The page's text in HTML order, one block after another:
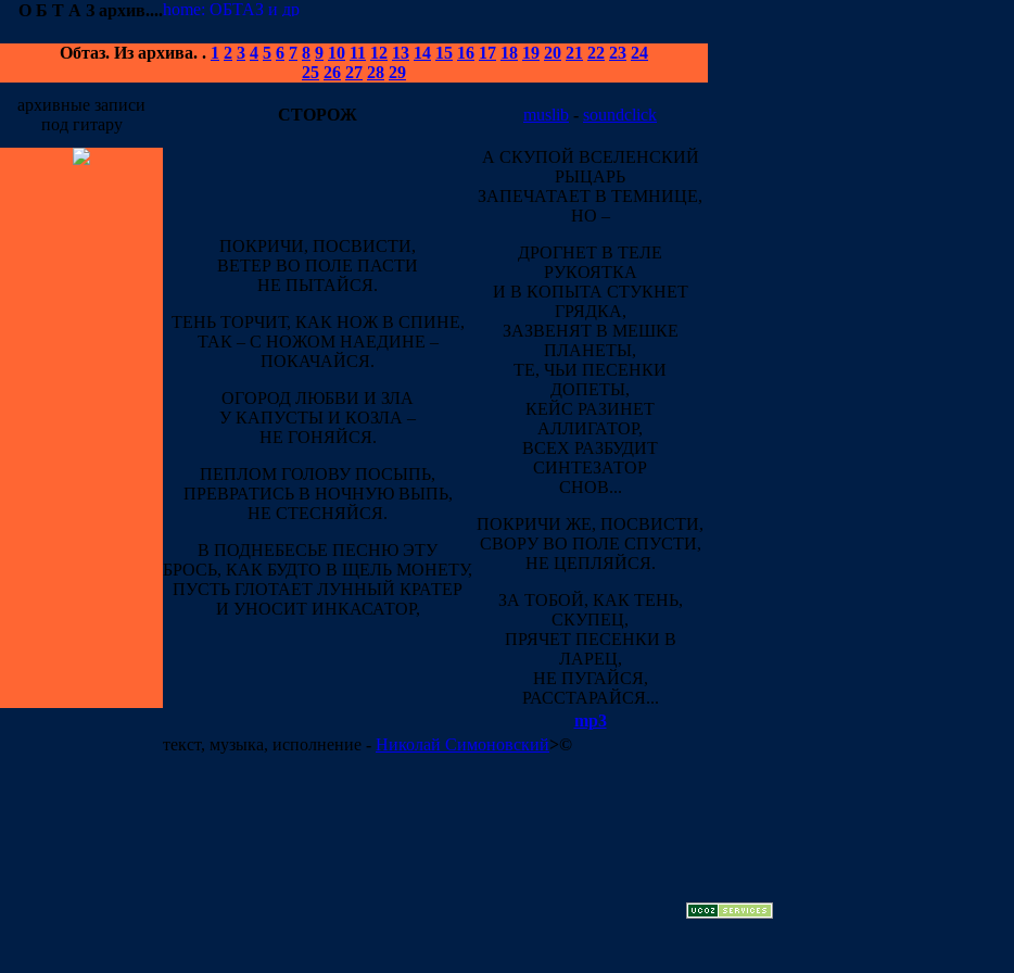
О Б Т А З архив....
Обтаз. Из архива. . 1 2 3 4 5 6 7 8 9 10 11 12 13 14 15 16 17 18 19 20 21 22 23 24
25 26 27 28 29
архивные записи
под гитару
СТОРОЖ muslib - soundclick
ПОКРИЧИ, ПОСВИСТИ,
ВЕТЕР ВО ПОЛЕ ПАСТИ
НЕ ПЫТАЙСЯ.
ТЕНЬ ТОРЧИТ, КАК НОЖ В СПИНЕ,
ТАК – С НОЖОМ НАЕДИНЕ –
ПОКАЧАЙСЯ.
ОГОРОД ЛЮБВИ И ЗЛА
У КАПУСТЫ И КОЗЛА –
НЕ ГОНЯЙСЯ.
ПЕПЛОМ ГОЛОВУ ПОСЫПЬ,
ПРЕВРАТИСЬ В НОЧНУЮ ВЫПЬ,
НЕ СТЕСНЯЙСЯ.
В ПОДНЕБЕСЬЕ ПЕСНЮ ЭТУ
БРОСЬ, КАК БУДТО В ЩЕЛЬ МОНЕТУ,
ПУСТЬ ГЛОТАЕТ ЛУННЫЙ КРАТЕР
И УНОСИТ ИНКАСАТОР,
А СКУПОЙ ВСЕЛЕНСКИЙ
РЫЦАРЬ
ЗАПЕЧАТАЕТ В ТЕМНИЦЕ,
НО –
ДРОГНЕТ В ТЕЛЕ
РУКОЯТКА
И В КОПЫТА СТУКНЕТ
ГРЯДКА,
ЗАЗВЕНЯТ В МЕШКЕ
ПЛАНЕТЫ,
ТЕ, ЧЬИ ПЕСЕНКИ
ДОПЕТЫ,
КЕЙС РАЗИНЕТ
АЛЛИГАТОР,
ВСЕХ РАЗБУДИТ
СИНТЕЗАТОР
СНОВ...
ПОКРИЧИ ЖЕ, ПОСВИСТИ,
СВОРУ ВО ПОЛЕ СПУСТИ,
НЕ ЦЕПЛЯЙСЯ.
ЗА ТОБОЙ, КАК ТЕНЬ,
СКУПЕЦ,
ПРЯЧЕТ ПЕСЕНКИ В
ЛАРЕЦ,
НЕ ПУГАЙСЯ,
РАССТАРАЙСЯ...
mp3
текст, музыка, исполнение - Николай Симоновский>©